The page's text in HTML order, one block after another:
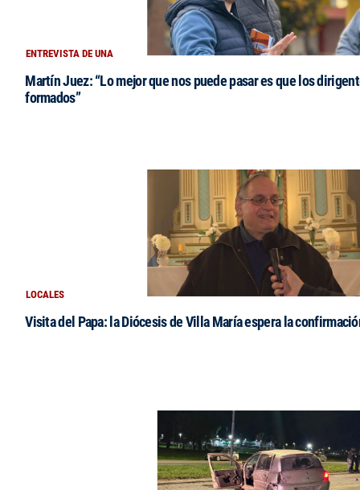
ENTREVISTA DE UNA
Martín Juez: “Lo mejor que nos puede pasar es que los
formados”
LOCALES
Visita del Papa: la Diócesis de Villa María espera la